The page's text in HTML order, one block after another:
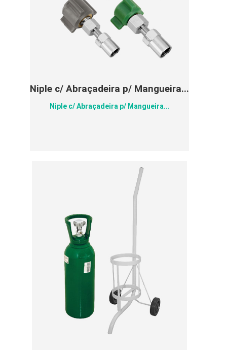
Niple c/ Abraçadeira p/ Mangueira...
Niple c/ Abraçadeira p/ Mangueira...